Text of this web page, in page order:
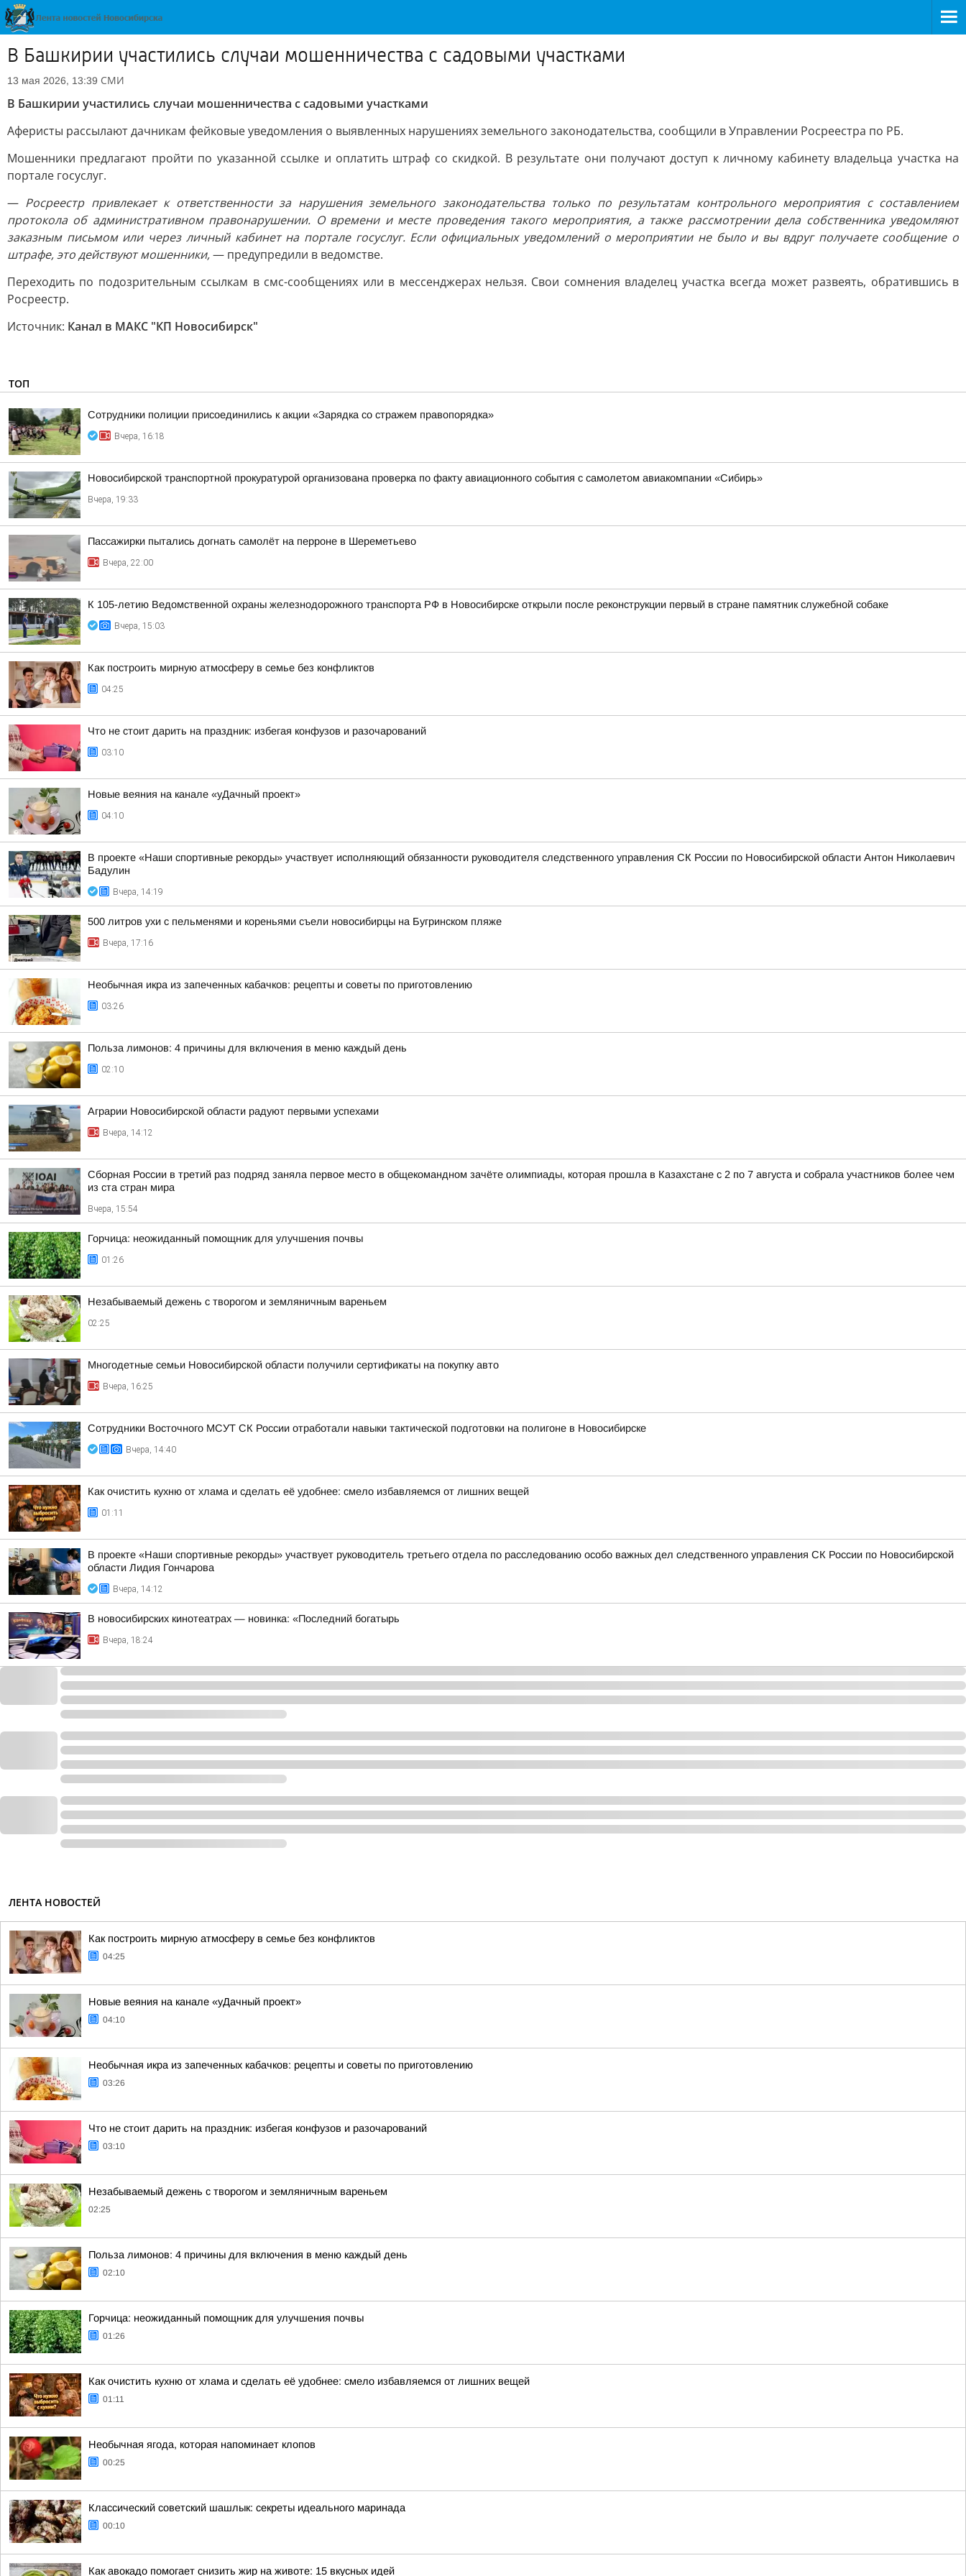
В Башкирии участились случаи мошенничества с садовыми участками
13 мая 2026, 13:39 СМИ
В Башкирии участились случаи мошенничества с садовыми участками
Аферисты рассылают дачникам фейковые уведомления о выявленных нарушениях земельного законодательства, сообщили в Управлении Росреестра по РБ.
Мошенники предлагают пройти по указанной ссылке и оплатить штраф со скидкой. В результате они получают доступ к личному кабинету владельца участка на
портале госуслуг.
— Росреестр привлекает к ответственности за нарушения земельного законодательства только по результатам контрольного мероприятия с составлением
протокола об административном правонарушении. О времени и месте проведения такого мероприятия, а также рассмотрении дела собственника уведомляют
заказным письмом или через личный кабинет на портале госуслуг. Если официальных уведомлений о мероприятии не было и вы вдруг получаете сообщение о
штрафе, это действуют мошенники,— предупредили в ведомстве.
Переходить по подозрительным ссылкам в смс-сообщениях или в мессенджерах нельзя. Свои сомнения владелец участка всегда может развеять, обратившись в
Росреестр.
Источник: Канал в МАКС "КП Новосибирск"
ТОП
Сотрудники полиции присоединились к акции «Зарядка со стражем правопорядка»
Вчера, 16:18
Новосибирской транспортной прокуратурой организована проверка по факту авиационного события с самолетом авиакомпании «Сибирь»
Вчера, 19:33
Пассажирки пытались догнать самолёт на перроне в Шереметьево
Вчера, 22:00
К 105-летию Ведомственной охраны железнодорожного транспорта РФ в Новосибирске открыли после реконструкции первый в стране памятник служебной собаке
Вчера, 15:03
Как построить мирную атмосферу в семье без конфликтов
04:25
Что не стоит дарить на праздник: избегая конфузов и разочарований
03:10
Новые веяния на канале «уДачный проект»
04:10
В проекте «Наши спортивные рекорды» участвует исполняющий обязанности руководителя следственного управления СК России по Новосибирской области Антон Николаевич
Бадулин
Вчера, 14:19
500 литров ухи с пельменями и кореньями съели новосибирцы на Бугринском пляже
Вчера, 17:16
Необычная икра из запеченных кабачков: рецепты и советы по приготовлению
03:26
Польза лимонов: 4 причины для включения в меню каждый день
02:10
Аграрии Новосибирской области радуют первыми успехами
Вчера, 14:12
Сборная России в третий раз подряд заняла первое место в общекомандном зачёте олимпиады, которая прошла в Казахстане с 2 по 7 августа и собрала участников более чем
из ста стран мира
Вчера, 15:54
Горчица: неожиданный помощник для улучшения почвы
01:26
Незабываемый дежень с творогом и земляничным вареньем
02:25
Многодетные семьи Новосибирской области получили сертификаты на покупку авто
Вчера, 16:25
Сотрудники Восточного МСУТ СК России отработали навыки тактической подготовки на полигоне в Новосибирске
Вчера, 14:40
Как очистить кухню от хлама и сделать её удобнее: смело избавляемся от лишних вещей
01:11
В проекте «Наши спортивные рекорды» участвует руководитель третьего отдела по расследованию особо важных дел следственного управления СК России по Новосибирской
области Лидия Гончарова
Вчера, 14:12
В новосибирских кинотеатрах — новинка: «Последний богатырь
Вчера, 18:24
ЛЕНТА НОВОСТЕЙ
Как построить мирную атмосферу в семье без конфликтов
04:25
Новые веяния на канале «уДачный проект»
04:10
Необычная икра из запеченных кабачков: рецепты и советы по приготовлению
03:26
Что не стоит дарить на праздник: избегая конфузов и разочарований
03:10
Незабываемый дежень с творогом и земляничным вареньем
02:25
Польза лимонов: 4 причины для включения в меню каждый день
02:10
Горчица: неожиданный помощник для улучшения почвы
01:26
Как очистить кухню от хлама и сделать её удобнее: смело избавляемся от лишних вещей
01:11
Необычная ягода, которая напоминает клопов
00:25
Классический советский шашлык: секреты идеального маринада
00:10
Как авокадо помогает снизить жир на животе: 15 вкусных идей